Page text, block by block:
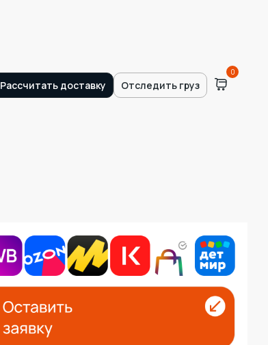
Рассчитать доставку Отследить груз
0